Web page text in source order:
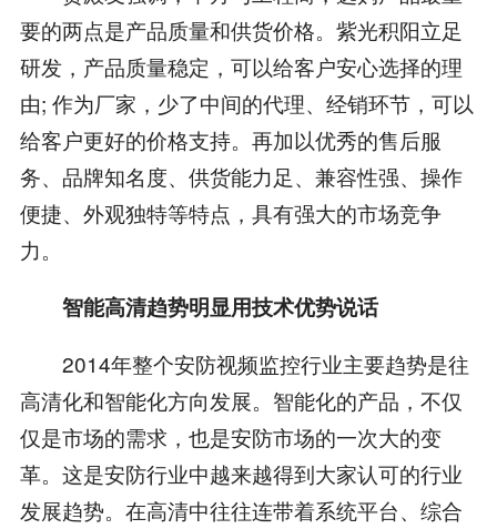
要的两点是产品质量和供货价格。紫光积阳立足
研发，产品质量稳定，可以给客户安心选择的理
由; 作为厂家，少了中间的代理、经销环节，可以
给客户更好的价格支持。再加以优秀的售后服
务、品牌知名度、供货能力足、兼容性强、操作
便捷、外观独特等特点，具有强大的市场竞争
力。
智能高清趋势明显用技术优势说话
2014年整个安防视频监控行业主要趋势是往
高清化和智能化方向发展。智能化的产品，不仅
仅是市场的需求，也是安防市场的一次大的变
革。这是安防行业中越来越得到大家认可的行业
发展趋势。在高清中往往连带着系统平台、综合